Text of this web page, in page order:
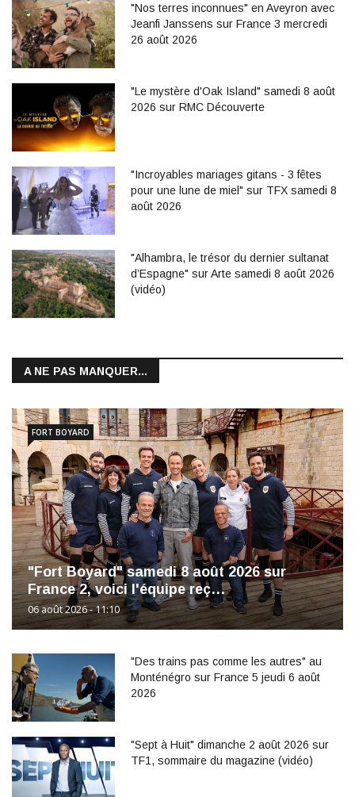
"Nos terres inconnues" en Aveyron avec
Jeanfi Janssens sur France 3 mercredi
26 août 2026
"Le mystère d'Oak Island" samedi 8 août
2026 sur RMC Découverte
"Incroyables mariages gitans - 3 fêtes
pour une lune de miel" sur TFX samedi 8
août 2026
"Alhambra, le trésor du dernier sultanat
d’Espagne" sur Arte samedi 8 août 2026
(vidéo)
A NE PAS MANQUER...
"Fort Boyard" samedi 8 août 2026 sur
France 2, voici l'équipe reç…
06 août 2026 - 11:10
FORT BOYARD
"Des trains pas comme les autres" au
Monténégro sur France 5 jeudi 6 août
2026
"Sept à Huit" dimanche 2 août 2026 sur
TF1, sommaire du magazine (vidéo)